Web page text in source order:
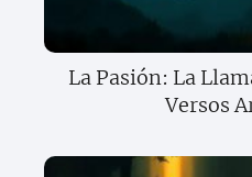
La Pasión: La
Versos